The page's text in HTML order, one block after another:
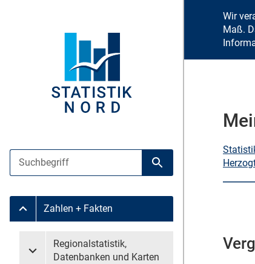
Suche
Suche starten
Untermenü Zahlen + Fakten
Zahlen + Fakten
Untermenü überspringen
Untermenü Regionalstatistik, Datenbanken und
Regionalstatistik,
Datenbanken und Karten
Wir
Maß.